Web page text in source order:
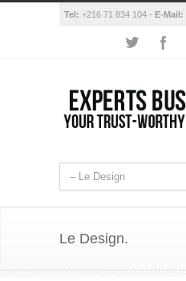
Tel: +216 71 834 104 - E-Mail:
Le Design.